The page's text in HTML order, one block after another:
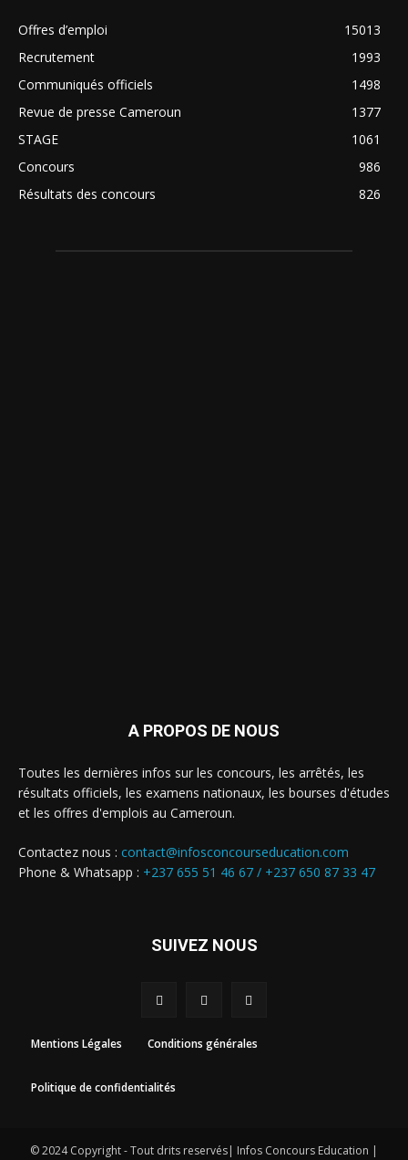
Offres d’emploi
15013
Recrutement
1993
Communiqués officiels
1498
Revue de presse Cameroun
1377
STAGE
1061
Concours
986
Résultats des concours
826
A PROPOS DE NOUS
Toutes les dernières infos sur les concours, les arrêtés, les
résultats officiels, les examens nationaux, les bourses d'études
et les offres d'emplois au Cameroun.
Contactez nous : contact@infosconcourseducation.com
Phone & Whatsapp : +237 655 51 46 67 / +237 650 87 33 47
SUIVEZ NOUS
Mentions Légales Conditions générales
Politique de confidentialités
© 2024 Copyright - Tout drits reservés| Infos Concours Education |